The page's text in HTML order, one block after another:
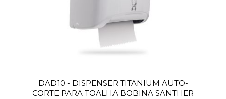
DAD10 - DISPENSER TITANIUM AUTO-
CORTE PARA TOALHA BOBINA SANTHER